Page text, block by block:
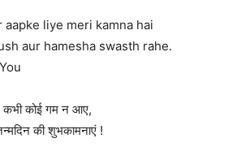
aapke liye meri kamna hai
aur hamesha swasth rahe.
कभी कोई गम न आए,
की शुभकामनाएं !